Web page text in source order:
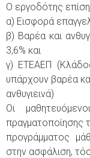
Ο εργοδότης
α) Εισφορά
β) Βαρέα και
3,6% και
γ) ΕΤΕΑΕΠ
υπάρχουν βαρέα
ανθυγιεινά)
Οι
πραγματοποίησης
προγράμματος
στην ασφάλιση,